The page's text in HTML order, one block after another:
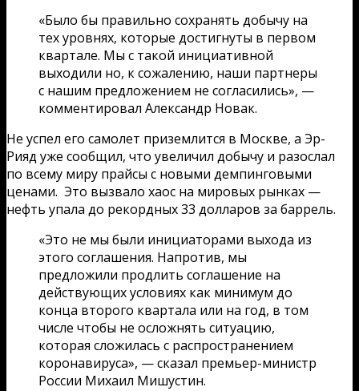
«Было бы правильно сохранять добычу на
тех уровнях, которые достигнуты в первом
квартале. Мы с такой инициативной
выходили но, к сожалению, наши партнеры
с нашим предложением не согласились», —
комментировал Александр Новак.
Не успел его самолет приземлится в Москве, а Эр-
Рияд уже сообщил, что увеличил добычу и разослал
по всему миру прайсы с новыми демпинговыми
ценами. Это вызвало хаос на мировых рынках —
нефть упала до рекордных 33 долларов за баррель.
«Это не мы были инициаторами выхода из
этого соглашения. Напротив, мы
предложили продлить соглашение на
действующих условиях как минимум до
конца второго квартала или на год, в том
числе чтобы не осложнять ситуацию,
которая сложилась с распространением
коронавируса», — сказал премьер-министр
России Михаил Мишустин.